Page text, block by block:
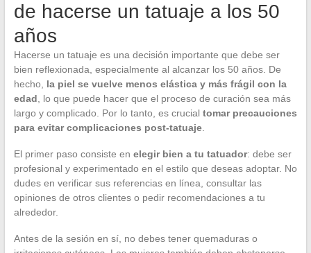
de hacerse un tatuaje a los 50
años
Hacerse un tatuaje es una decisión importante que debe ser
bien reflexionada, especialmente al alcanzar los 50 años. De
hecho, la piel se vuelve menos elástica y más frágil con la
edad , lo que puede hacer que el proceso de curación sea más
largo y complicado. Por lo tanto, es crucial tomar precauciones
para evitar complicaciones post-tatuaje.
El primer paso consiste en elegir bien a tu tatuador: debe ser
profesional y experimentado en el estilo que deseas adoptar. No
dudes en verificar sus referencias en línea, consultar las
opiniones de otros clientes o pedir recomendaciones a tu
alrededor.
Antes de la sesión en sí, no debes tener quemaduras o